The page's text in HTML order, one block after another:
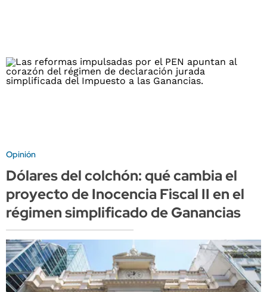
Opinión
Dólares del colchón: qué cambia el
proyecto de Inocencia Fiscal II en el
régimen simplificado de Ganancias